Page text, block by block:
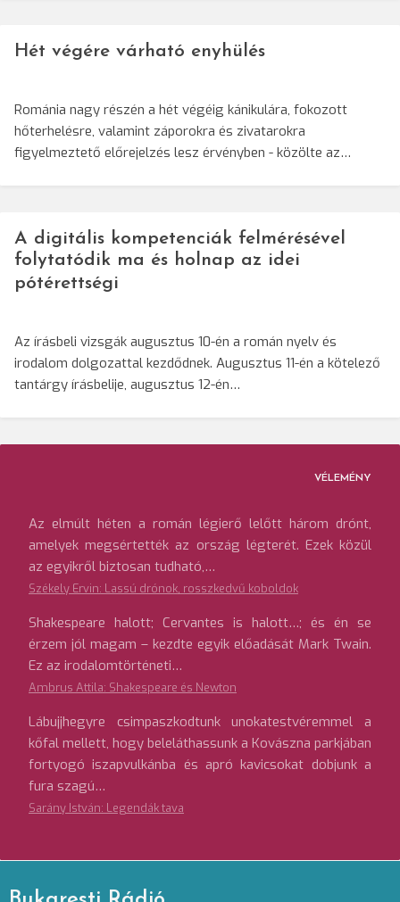
Hét végére várható enyhülés
Románia nagy részén a hét végéig kánikulára, fokozott
hőterhelésre, valamint záporokra és zivatarokra
figyelmeztető előrejelzés lesz érvényben - közölte az…
A digitális kompetenciák felmérésével
folytatódik ma és holnap az idei
pótérettségi
Az írásbeli vizsgák augusztus 10-én a román nyelv és
irodalom dolgozattal kezdődnek. Augusztus 11-én a kötelező
tantárgy írásbelije, augusztus 12-én…
VÉLEMÉNY
Az elmúlt héten a román légierő lelőtt három drónt,
amelyek megsértették az ország légterét. Ezek közül
az egyikről biztosan tudható,…
Székely Ervin: Lassú drónok, rosszkedvű koboldok
Shakespeare halott; Cervantes is halott…; és én se
érzem jól magam – kezdte egyik előadását Mark Twain.
Ez az irodalomtörténeti…
Ambrus Attila: Shakespeare és Newton
Lábujjhegyre csimpaszkodtunk unokatestvéremmel a
kőfal mellett, hogy beleláthassunk a Kovászna parkjában
fortyogó iszapvulkánba és apró kavicsokat dobjunk a
fura szagú…
Sarány István: Legendák tava